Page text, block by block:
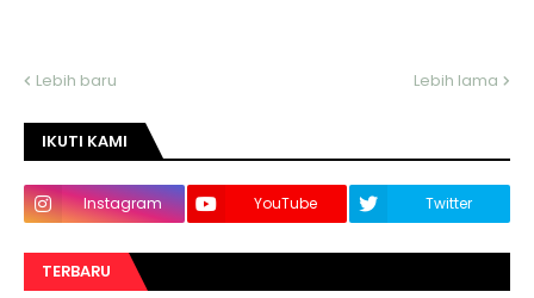
Lebih baru Lebih lama
IKUTI KAMI
Instagram YouTube Twitter
TERBARU